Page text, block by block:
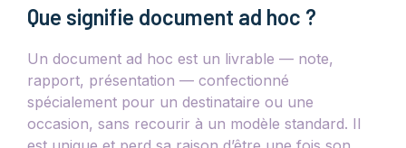
Que signifie document ad hoc ?
Un document ad hoc est un livrable — note,
rapport, présentation — confectionné
spécialement pour un destinataire ou une
occasion, sans recourir à un modèle standard. Il